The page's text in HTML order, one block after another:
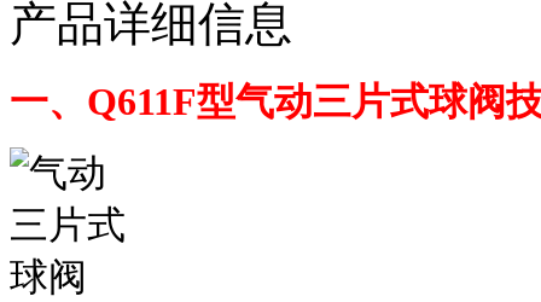
产品详细信息
一、 Q611F型气动三片式球阀